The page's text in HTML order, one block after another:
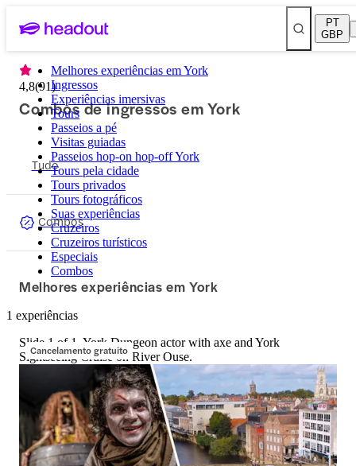
PT
GBP
Melhores experiências em York
Ingressos
Experiências imersivas
Tours
Passeios a pé
Visitas guiadas
Passeios hop-on hop-off York
Tours pela cidade
Tours privados
Tours fotográficos
Suas experiências
Cruzeiros
Cruzeiros turísticos
Especiais
Combos
4,8(91)
Combos de ingressos em York
Tudo
Combos
Melhores experiências em York
1 experiências
Cancelamento gratuito
Slide 1 of 1, York Dungeon actor with axe and York
Sightseeing Cruise on River Ouse.